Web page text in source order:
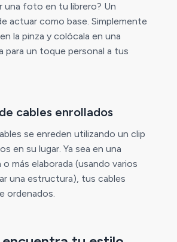
una foto en tu librero? Un
actuar como base. Simplemente
la pinza y colócala en una
para un toque personal a tus
cables enrollados
se enreden utilizando un clip
en su lugar. Ya sea en una
más elaborada (usando varios
una estructura), tus cables
ordenados.